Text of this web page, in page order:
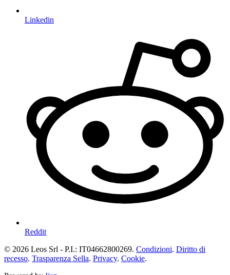
Linkedin
Reddit
© 2026 Leos Srl - P.I.: IT04662800269. Condizioni. Diritto di
recesso. Trasparenza Sella. Privacy. Cookie.